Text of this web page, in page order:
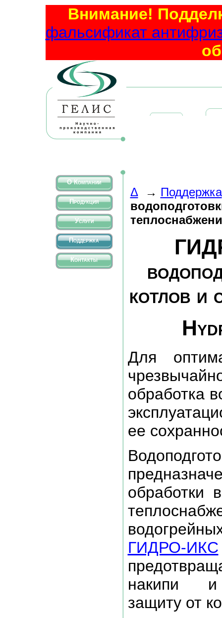
Внимание!
фальсификат
О Компании
Продукция
Услуги
Поддержка
Контакты
Δ→ Поддержка
котлов и
Для
обработка
ее
обработки
ГИДРО-ИКС
накипи и
защиту от